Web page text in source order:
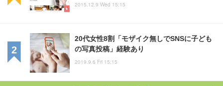
2015.12.9 Wed 15:15
20代女性8割「モザイク無しでSNSに子ども
の写真投稿」経験あり
2019.9.6 Fri 15:15